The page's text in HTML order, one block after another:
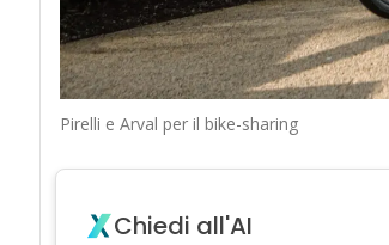
Pirelli e Arval per il bike-sharing
Chiedi all'AI